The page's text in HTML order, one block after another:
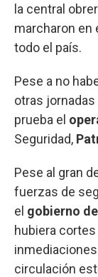
la central
marcharon en
todo el país.
Pese a no
otras jornadas
prueba el
Seguridad,
Pese al gran
fuerzas de
el gobierno
hubiera
circulación